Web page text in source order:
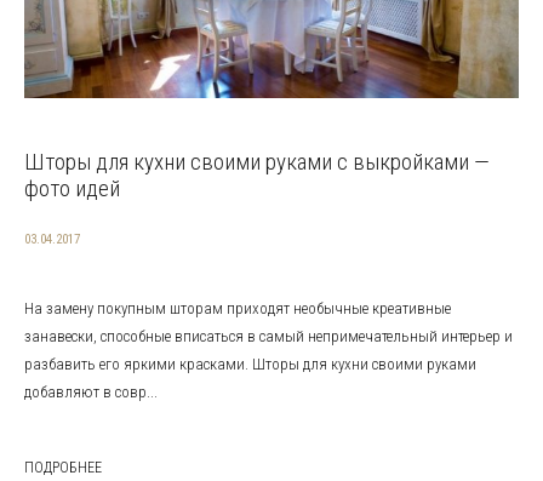
Шторы для кухни своими руками с выкройками —
фото идей
03.04.2017
На замену покупным шторам приходят необычные креативные
занавески, способные вписаться в самый непримечательный интерьер и
разбавить его яркими красками. Шторы для кухни своими руками
добавляют в совр...
ПОДРОБНЕЕ